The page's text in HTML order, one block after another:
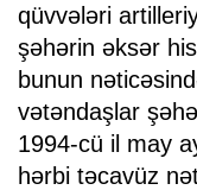
qüvvələri
şəhərin əksər
bunun
vətəndaşlar
1994-cü il may
hərbi təcavüz